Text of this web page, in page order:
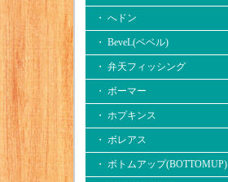
・ へドン
・ BeveL(ベベル)
・ 弁天フィッシング
・ ボーマー
・ ホプキンス
・ ボレアス
・ ボトムアップ(BOTTOMUP)